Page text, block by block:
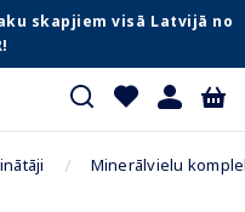
skapjiem visā Latvijā no
Minerālvielu